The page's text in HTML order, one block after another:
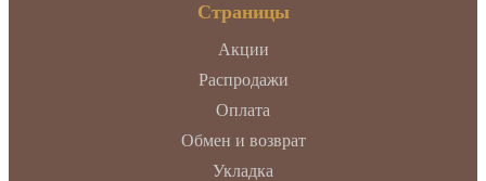
Страницы
Акции
Распродажи
Оплата
Обмен и возврат
Укладка